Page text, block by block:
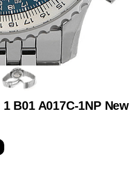
ロ カルティエ
B01 A017C-1NP New